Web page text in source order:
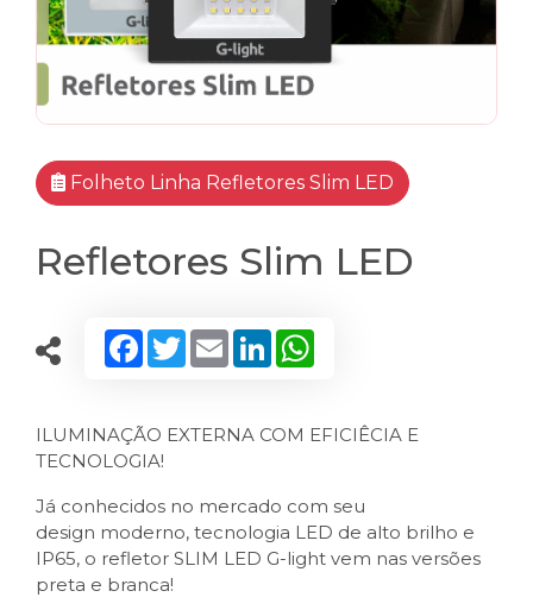
Folheto Linha Refletores Slim LED
Refletores Slim LED
Facebook
TwitterEmailLinkedIn
ILUMINAÇÃO EXTERNA COM EFICIÊCIA E
TECNOLOGIA!
Já conhecidos no mercado com seu
design moderno, tecnologia LED de alto brilho e
IP65, o refletor SLIM LED G-light vem nas versões
preta e branca!